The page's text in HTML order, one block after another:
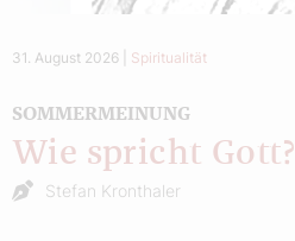
31. August 2026 Spiritualität
SOMMERMEINUNG
Wie spricht Gott?
Stefan Kronthaler